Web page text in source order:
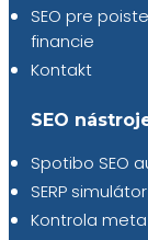
SEO pre
financie
Kontakt
SEO
Spotibo SEO
SERP simulátor
Kontrola